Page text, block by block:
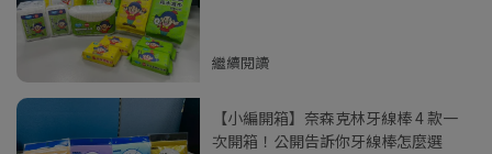
繼續閱讀
【小編開箱】奈森克林牙線棒 4 款一
次開箱！公開告訴你牙線棒怎麼選